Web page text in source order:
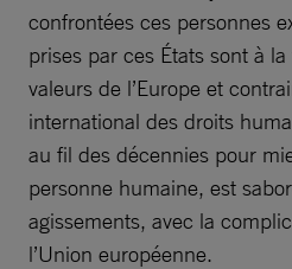
confrontées ces personnes
prises par ces États sont à
valeurs de l’Europe et
international des droits
au fil des décennies pour
personne humaine, est
agissements, avec la
l’Union européenne.